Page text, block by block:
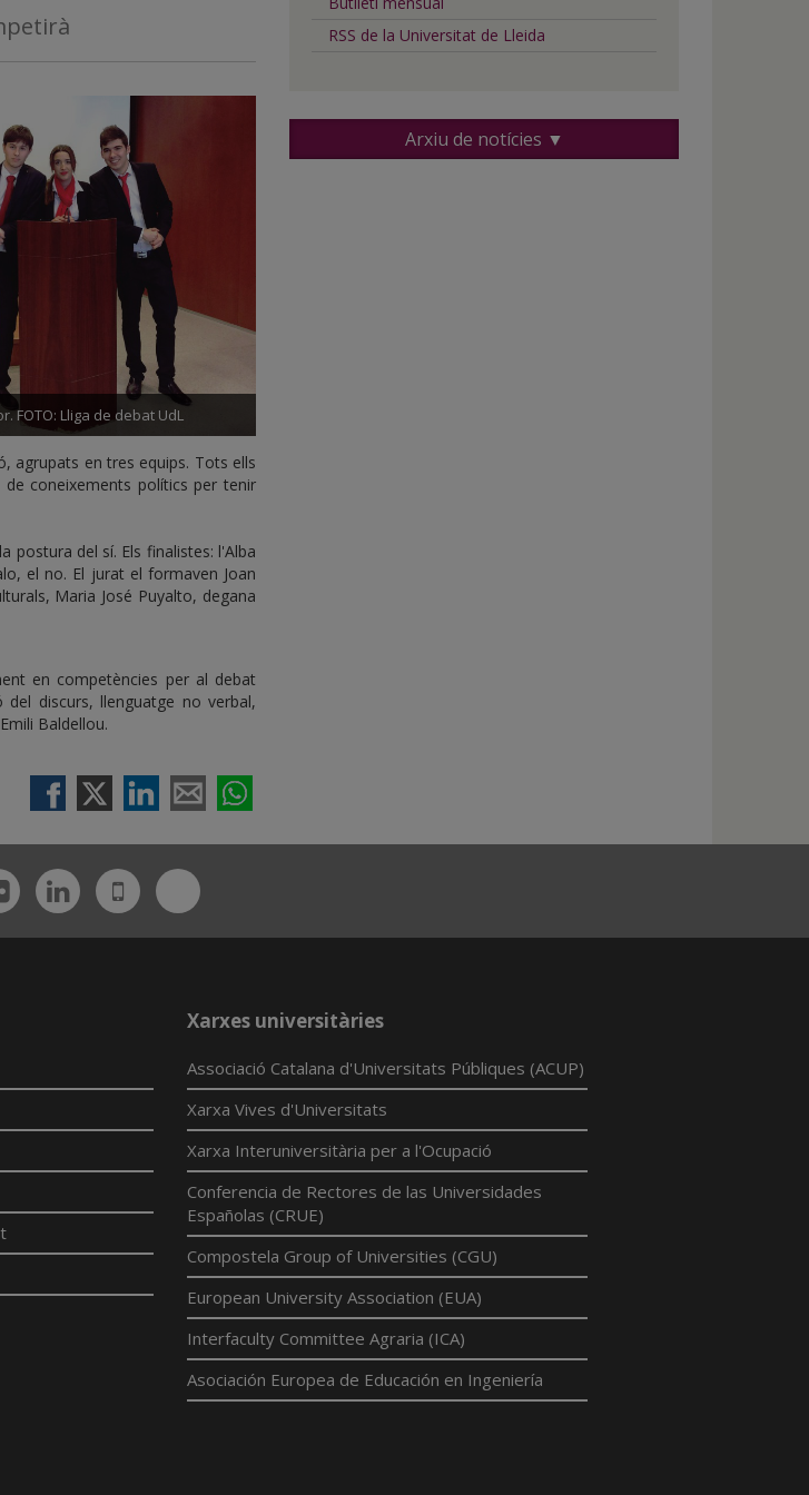
FOTO: Lliga de debat UdL
agrupats en tres equips. Tots ells
coneixements polítics per tenir
postura del sí. Els finalistes: l'Alba
el no. El jurat el formaven Joan
Maria José Puyalto, degana
en competències per al debat
del discurs, llenguatge no verbal,
Baldellou.
RSS de la Universitat de Lleida
Arxiu de notícies ▼
FlickrLinkedin
UdL
App
Bluesky
Xarxes universitàries
Associació Catalana d'Universitats Públiques (ACUP)
Xarxa Vives d'Universitats
Xarxa Interuniversitària per a l'Ocupació
Conferencia de Rectores de las Universidades
Españolas (CRUE)
Compostela Group of Universities (CGU)
European University Association (EUA)
Interfaculty Committee Agraria (ICA)
Asociación Europea de Educación en Ingeniería